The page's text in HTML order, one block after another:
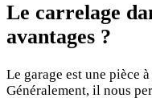
Le carrelage
avantages ?
Le garage est une pièce
Généralement, il nous